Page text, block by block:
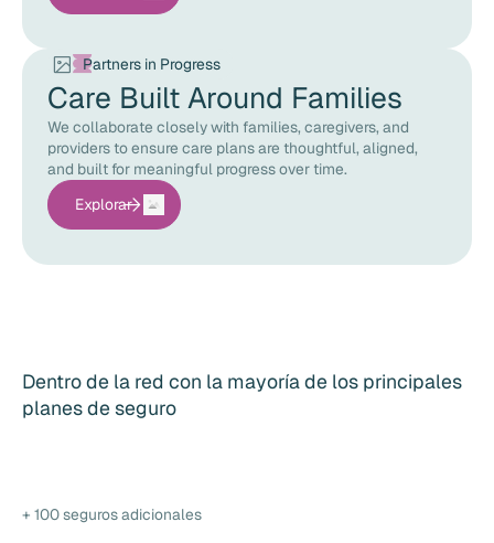
Partners in Progress
Care Built Around Families
We collaborate closely with families, caregivers, and
providers to ensure care plans are thoughtful, aligned,
and built for meaningful progress over time.
Explorar
Dentro de la red con la mayoría de los principales
planes de seguro
+ 100 seguros adicionales